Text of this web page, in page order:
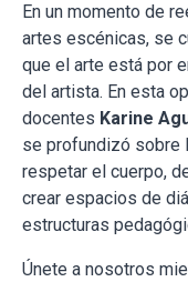
En un momento de
artes escénicas, se
que el arte está por
del artista. En esta
docentes Karine
se profundizó sobre
respetar el cuerpo,
crear espacios de
estructuras
Únete a nosotros